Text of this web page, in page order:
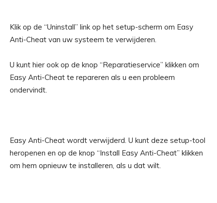
Klik op de “Uninstall” link op het setup-scherm om Easy
Anti-Cheat van uw systeem te verwijderen.
U kunt hier ook op de knop “Reparatieservice” klikken om
Easy Anti-Cheat te repareren als u een probleem
ondervindt.
Easy Anti-Cheat wordt verwijderd. U kunt deze setup-tool
heropenen en op de knop “Install Easy Anti-Cheat” klikken
om hem opnieuw te installeren, als u dat wilt.